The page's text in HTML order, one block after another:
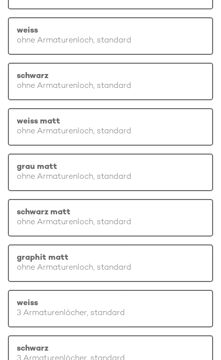
weiss
ohne Armaturenloch, standard
schwarz
ohne Armaturenloch, standard
weiss matt
ohne Armaturenloch, standard
grau matt
ohne Armaturenloch, standard
schwarz matt
ohne Armaturenloch, standard
graphit matt
ohne Armaturenloch, standard
weiss
3 Armaturenlöcher, standard
schwarz